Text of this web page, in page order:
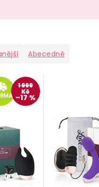
Abecedně
ZDARMA
1 999
Kč
–17 %